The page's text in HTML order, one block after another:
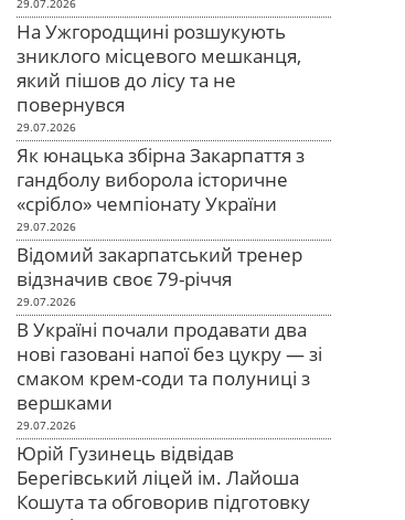
29.07.2026
На Ужгородщині розшукують
зниклого місцевого мешканця,
який пішов до лісу та не
повернувся
29.07.2026
Як юнацька збірна Закарпаття з
гандболу виборола історичне
«срібло» чемпіонату України
29.07.2026
Відомий закарпатський тренер
відзначив своє 79-річчя
29.07.2026
В Україні почали продавати два
нові газовані напої без цукру — зі
смаком крем-соди та полуниці з
вершками
29.07.2026
Юрій Гузинець відвідав
Берегівський ліцей ім. Лайоша
Кошута та обговорив підготовку